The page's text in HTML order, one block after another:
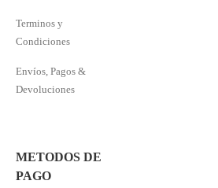
Terminos y
Condiciones
Envíos, Pagos &
Devoluciones
METODOS DE
PAGO